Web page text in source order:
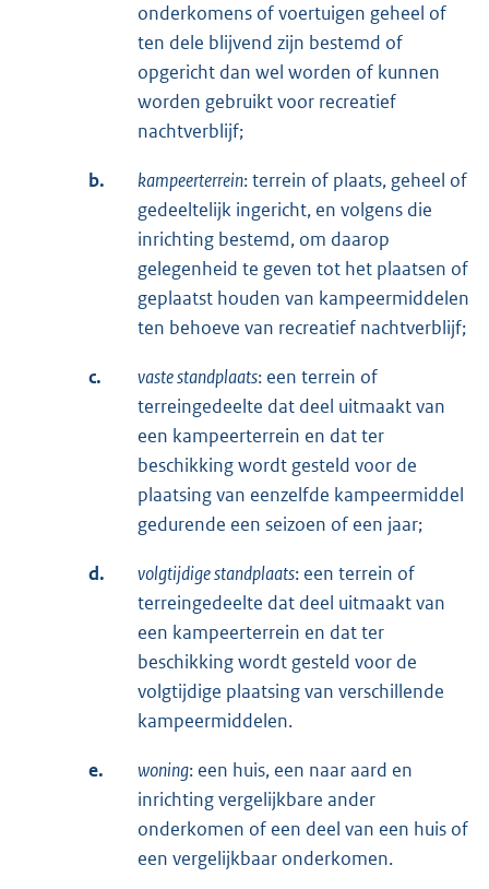
onderkomens of voertuigen geheel of
ten dele blijvend zijn bestemd of
opgericht dan wel worden of kunnen
worden gebruikt voor recreatief
nachtverblijf;
b. kampeerterrein: terrein of plaats, geheel of
gedeeltelijk ingericht, en volgens die
inrichting bestemd, om daarop
gelegenheid te geven tot het plaatsen of
geplaatst houden van kampeermiddelen
ten behoeve van recreatief nachtverblijf;
c. vaste standplaats: een terrein of
terreingedeelte dat deel uitmaakt van
een kampeerterrein en dat ter
beschikking wordt gesteld voor de
plaatsing van eenzelfde kampeermiddel
gedurende een seizoen of een jaar;
d. volgtijdige standplaats: een terrein of
terreingedeelte dat deel uitmaakt van
een kampeerterrein en dat ter
beschikking wordt gesteld voor de
volgtijdige plaatsing van verschillende
kampeermiddelen.
e. woning: een huis, een naar aard en
inrichting vergelijkbare ander
onderkomen of een deel van een huis of
een vergelijkbaar onderkomen.